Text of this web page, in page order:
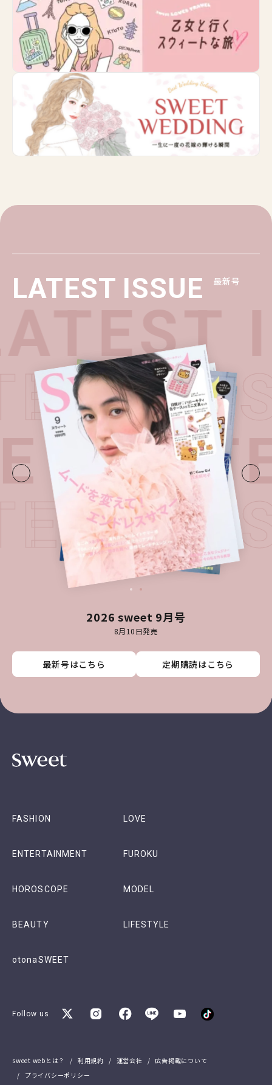
LATEST ISSUE 最新号
2026 sweet 9月号
8月10日発売
最新号はこちら 定期購読はこちら
最新号はこちら 定期購読はこちら
最新号はこちら 定期購読はこちら
最新号はこちら 定期購読はこちら
・
FASHION LOVE
ENTERTAINMENT FUROKU
HOROSCOPE MODEL
BEAUTY LIFESTYLE
otonaSWEET
Follow us
sweet webとは？ 利用規約 運営会社
広告掲載について
プライバシーポリシー